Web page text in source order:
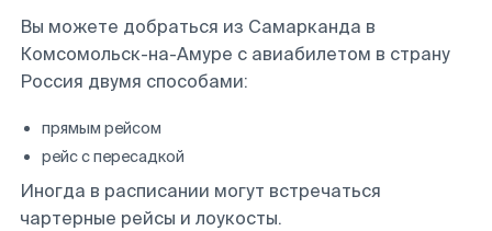
Вы можете добраться из Самарканда в
Комсомольск-на-Амуре с авиабилетом в страну
Россия двумя способами:
прямым рейсом
рейс с пересадкой
Иногда в расписании могут встречаться
чартерные рейсы и лоукосты.